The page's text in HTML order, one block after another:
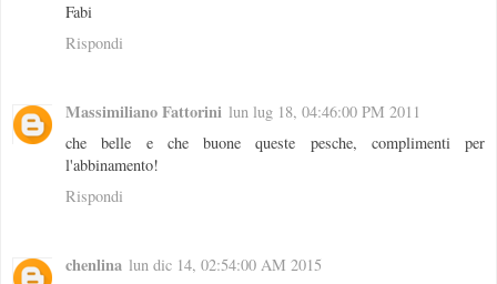
Fabi
Rispondi
Massimiliano Fattorini lun lug 18, 04:46:00 PM 2011
che belle e che buone queste pesche, complimenti per
l'abbinamento!
Rispondi
chenlina lun dic 14, 02:54:00 AM 2015